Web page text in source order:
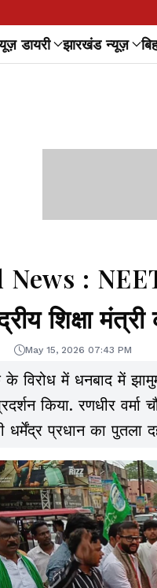
डायरी झारखंड न्यूज़
: NEET
शिक्षा
May 15, 2026 07:43 PM
के कार्यकर्ताओं ने केंद्र सरकार के
किया. रणधीर
धर्मेंद्र प्रधान का पुतला